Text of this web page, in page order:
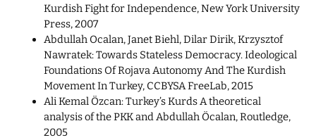
Kurdish Fight for Independence, New York University
Press, 2007
Abdullah Ocalan, Janet Biehl, Dilar Dirik, Krzysztof
Nawratek: Towards Stateless Democracy. Ideological
Foundations Of Rojava Autonomy And The Kurdish
Movement In Turkey, CC­BY­SA FreeLab, 2015
Ali Kemal Özcan: Turkey’s Kurds A theoretical
analysis of the PKK and Abdullah Öcalan, Routledge,
2005